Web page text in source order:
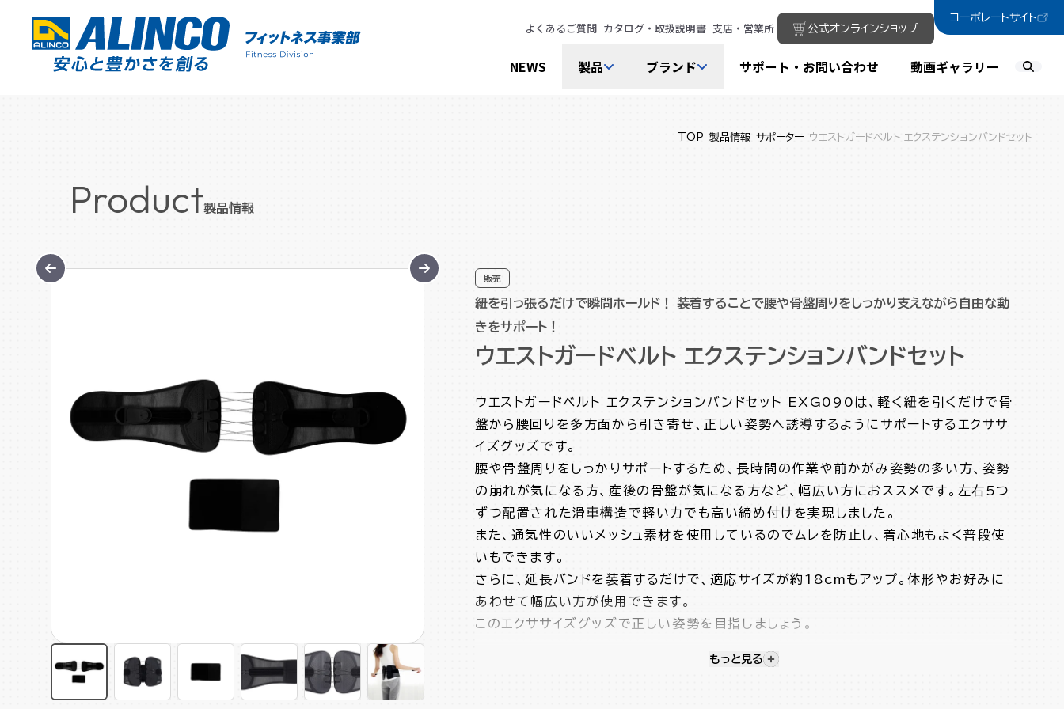
よくあるご質問 カタログ・取扱説明書 支店・営業所 公式オンラインショップ
コーポレートサイト
NEWS 製品 ブランド サポート・お問い合わせ 動画ギャラリー
TOP 製品情報 サポーター ウエストガードベルト エクステンションバンドセット
Product製品情報
販売
紐を引っ張るだけで瞬間ホールド！ 装着することで腰や骨盤周りをしっかり支えながら自由な動
きをサポート！
ウエストガードベルト エクステンションバンドセット
ウエストガードベルト エクステンションバンドセット EXG090は、軽く紐を引くだけで骨
盤から腰回りを多方面から引き寄せ、正しい姿勢へ誘導するようにサポートするエクササ
イズグッズです。
腰や骨盤周りをしっかりサポートするため、長時間の作業や前かがみ姿勢の多い方、姿勢
の崩れが気になる方、産後の骨盤が気になる方など、幅広い方におススメです。左右5つ
ずつ配置された滑車構造で軽い力でも高い締め付けを実現しました。
また、通気性のいいメッシュ素材を使用しているのでムレを防止し、着心地もよく普段使
いもできます。
さらに、延長バンドを装着するだけで、適応サイズが約18cmもアップ。体形やお好みに
あわせて幅広い方が使用できます。
このエクササイズグッズで正しい姿勢を目指しましょう。
多方面から引き寄せる優れたホールド力 視覚的に非表示のコンテンツを表示する
もっと見る